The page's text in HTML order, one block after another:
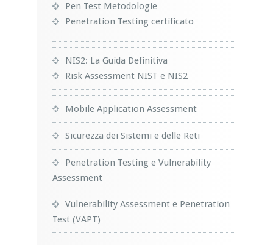
Pen Test Metodologie
Penetration Testing certificato
NIS2: La Guida Definitiva
Risk Assessment NIST e NIS2
Mobile Application Assessment
Sicurezza dei Sistemi e delle Reti
Penetration Testing e Vulnerability
Assessment
Vulnerability Assessment e Penetration
Test (VAPT)